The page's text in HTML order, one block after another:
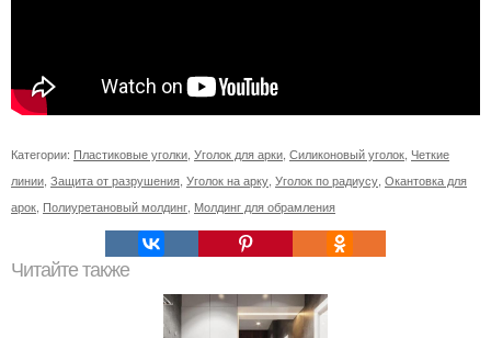
Категории: Пластиковые уголки Уголок для арки Силиконовый уголок Четкие
линии Защита от разрушения Уголок на арку Уголок по радиусу Окантовка для
арок Полиуретановый молдинг Молдинг для обрамления
Читайте также